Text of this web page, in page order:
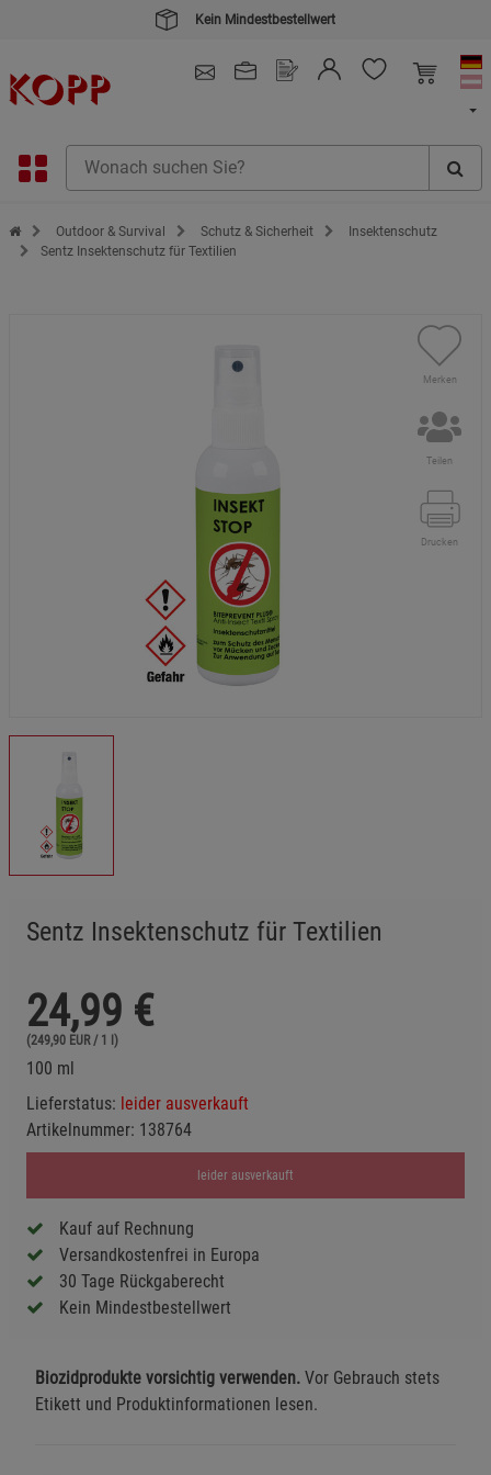
Kein Mindestbestellwert
Zur Startseite des Kopp Verlag Online-Shop
Outdoor & Survival Schutz & Sicherheit
Insektenschutz
Sentz Insektenschutz für Textilien
Merken
Teilen
Drucken
Sentz Insektenschutz für Textilien
24,99 €
(249,90 EUR / 1 l)
100 ml
Lieferstatus: leider ausverkauft
Artikelnummer: 138764
leider ausverkauft
Kauf auf Rechnung
Versandkostenfrei in Europa
30 Tage Rückgaberecht
Kein Mindestbestellwert
Biozidprodukte vorsichtig verwenden. Vor Gebrauch stets
Etikett und Produktinformationen lesen.